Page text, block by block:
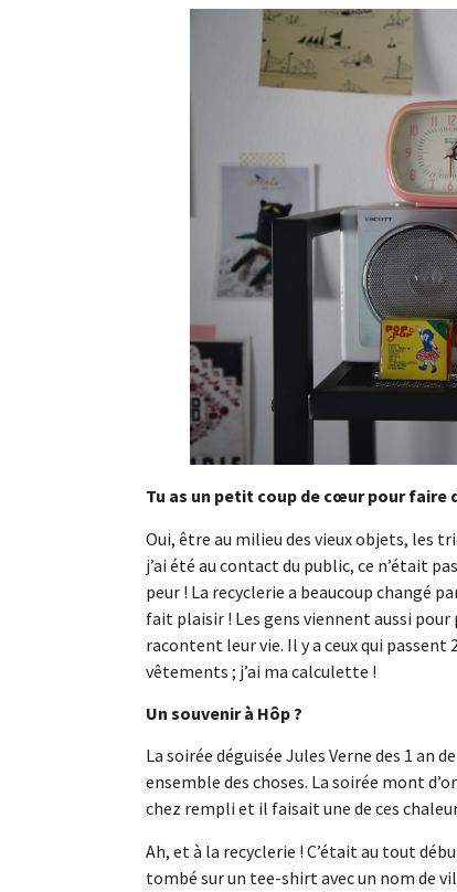
Tu as un petit coup de cœur pour faire
Oui, être au milieu des vieux objets, les
j’ai été au contact du public, ce n’était
peur ! La recyclerie a beaucoup changé
fait plaisir ! Les gens viennent aussi
racontent leur vie. Il y a ceux qui passent
vêtements ; j’ai ma calculette !
Un souvenir à Hôp ?
La soirée déguisée Jules Verne des 1
ensemble des choses. La soirée mont
chez rempli et il faisait une de ces
Ah, et à la recyclerie ! C’était au tout
tombé sur un tee-shirt avec un nom de